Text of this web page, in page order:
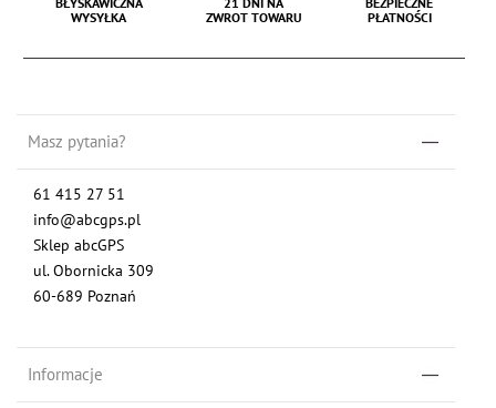
WYSYŁKA
ZWROT TOWARU
PŁATNOŚCI
Masz pytania?
61 415 27 51
info@abcgps.pl
Sklep abcGPS
ul. Obornicka 309
60-689 Poznań
Informacje